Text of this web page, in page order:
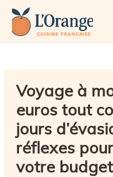
contenu
Voyage à
euros tout
jours
réflexes
votre budget